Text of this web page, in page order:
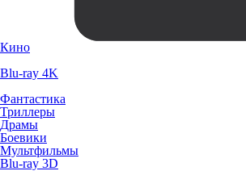
Кино
Blu-ray 4K
Фантастика
Триллеры
Драмы
Боевики
Мультфильмы
Blu-ray 3D